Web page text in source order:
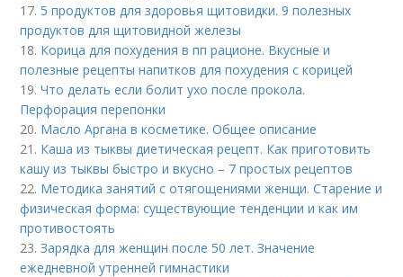
17. 5 продуктов для здоровья щитовидки. 9 полезных
продуктов для щитовидной железы
18. Корица для похудения в пп рационе. Вкусные и
полезные рецепты напитков для похудения с корицей
19.Что делать если болит ухо после прокола.
Перфорация перепонки
20. Масло Аргана в косметике. Общее описание
21. Каша из тыквы диетическая рецепт. Как приготовить
кашу из тыквы быстро и вкусно – 7 простых рецептов
22. Методика занятий с отягощениями женщи. Старение и
физическая форма: существующие тенденции и как им
противостоять
23.Зарядка для женщин после 50 лет. Значение
ежедневной утренней гимнастики